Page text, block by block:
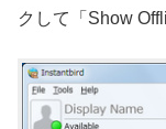
クして「Show